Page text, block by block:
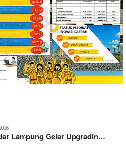
Lampung Gelar Upgradin…